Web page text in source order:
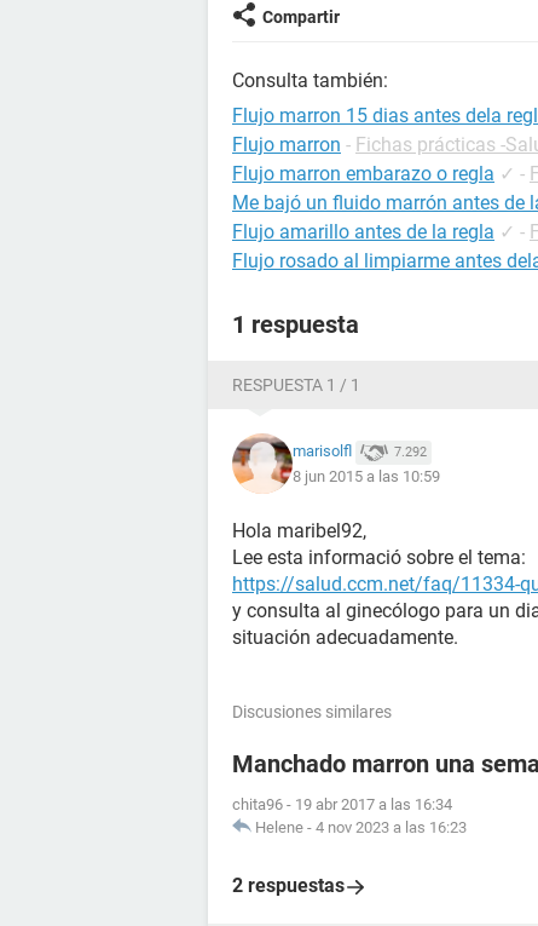
Compartir
Consulta también:
Flujo marron 15 dias antes dela
Flujo marron - Fichas prácticas -
Flujo marron embarazo o regla ✓ -
Me bajó un fluido marrón antes de
Flujo amarillo antes de la regla ✓ -
Flujo rosado al limpiarme antes
1 respuesta
RESPUESTA 1 / 1
marisolfl 7.292
8 jun 2015 a las 10:59
Hola maribel92,
Lee esta informació sobre el tema:
https://salud.ccm.net/faq/11334-
y consulta al ginecólogo para un
situación adecuadamente.
Discusiones similares
Manchado marron una
chita96 - 19 abr 2017 a las 16:34
Helene - 4 nov 2023 a las 16:23
2 respuestas